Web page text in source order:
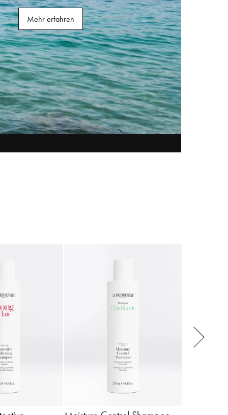
Mehr erfahren